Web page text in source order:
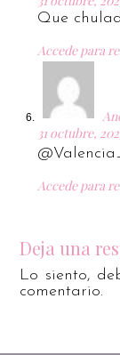
Que
Accede para
31 octubre,
Accede para
Deja una
Lo siento,
comentario.